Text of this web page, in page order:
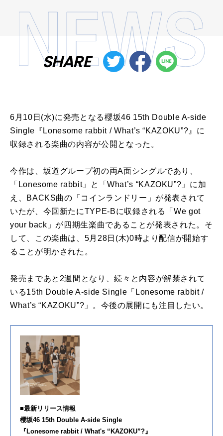
SHARE
6月10日(水)に発売となる櫻坂46 15th Double A-side
Single『Lonesome rabbit / What’s “KAZOKU”?』に
収録される楽曲の内容が公開となった。
今作は、坂道グループ初の両A面シングルであり、
「Lonesome rabbit」と「What’s “KAZOKU”?」に加
え、BACKS曲の「コインランドリー」が発表されて
いたが、今回新たにTYPE-Bに収録される「We got
your back」が四期生楽曲であることが発表された。そ
して、この楽曲は、5月28日(木)0時より配信が開始す
ることが明かされた。
発売まであと2週間となり、続々と内容が解禁されて
いる15th Double A-side Single「Lonesome rabbit /
What’s “KAZOKU”?」。今後の展開にも注目したい。
■最新リリース情報
櫻坂46 15th Double A-side Single
『Lonesome rabbit / What's “KAZOKU”?』